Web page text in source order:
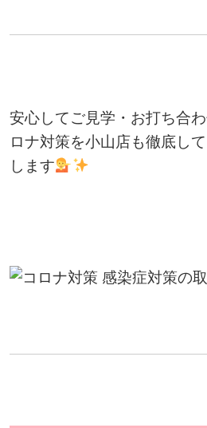
安心してご見学・お打ち合
ロナ対策を小山店も徹底し
します